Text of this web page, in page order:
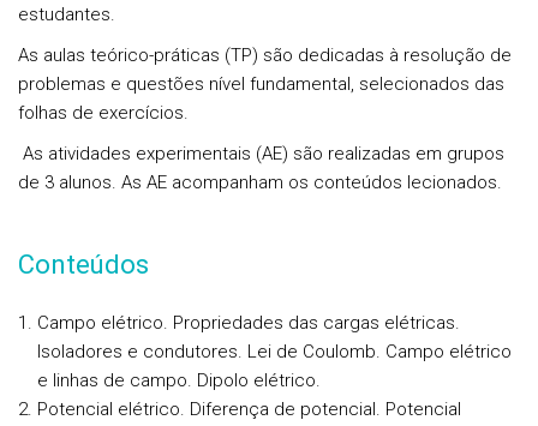
estudantes.
As aulas teórico-práticas (TP) são dedicadas à resolução de
problemas e questões nível fundamental, selecionados das
folhas de exercícios.
As atividades experimentais (AE) são realizadas em grupos
de 3 alunos. As AE acompanham os conteúdos lecionados.
Conteúdos
Campo elétrico. Propriedades das cargas elétricas.
Isoladores e condutores. Lei de Coulomb. Campo elétrico
e linhas de campo. Dipolo elétrico.
Potencial elétrico. Diferença de potencial. Potencial